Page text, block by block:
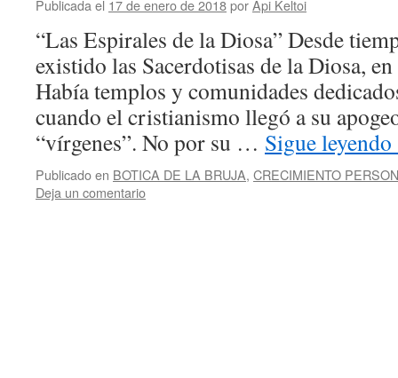
Publicada el 17 de enero de 2018porApi Keltoi
“Las Espirales de la Diosa” Desde
existido las Sacerdotisas de la Diosa,
Había templos y comunidades
cuando el cristianismo llegó a su
“vírgenes”. No por su … Sigue leyendo
Publicado en BOTICA DE LA BRUJA, CRECIMIENTO
Deja un comentario